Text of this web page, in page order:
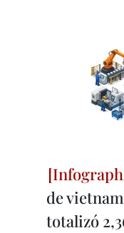
de
totalizó